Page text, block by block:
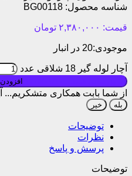
شناسه محصول: BG00118
قیمت: ۲,۳۸۰,۰۰۰ تومان
موجودی:20 در انبار
آچار لوله گیر 18 شلاقی عدد
از شما بابت همکاری متشکریم...
بله خیر
توضیحات
نظرات
پرسش و پاسخ
توضیحات